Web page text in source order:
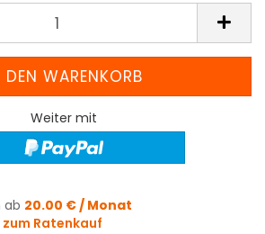
Weiter mit
ab 20.00 € / Monat
Ratenkauf